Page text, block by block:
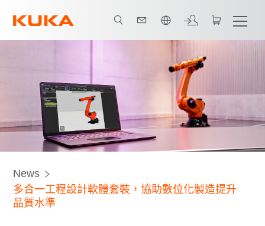
News
多合一工程設計軟體套裝，協助數位化製造提升
品質水準